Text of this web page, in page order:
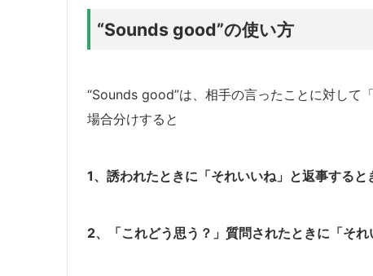
“Sounds good”の使い方
“Sounds good”は、相手の言ったことに対して
場合分けすると
1、誘われたときに「それいいね」と返事すると
2、「これどう思う？」質問されたときに「そ